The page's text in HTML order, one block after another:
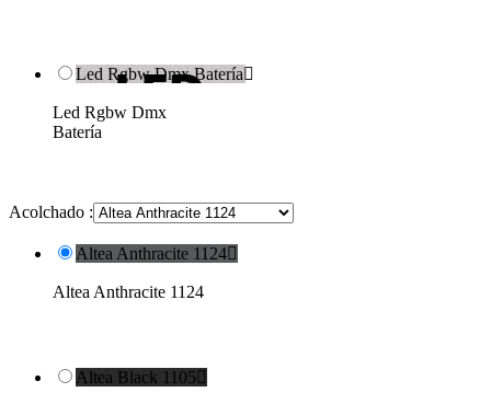
Led Rgbw Dmx Batería
Led Rgbw Dmx
Batería
Acolchado :
Altea Anthracite 1124
Altea Anthracite 1124
Altea Black 1105